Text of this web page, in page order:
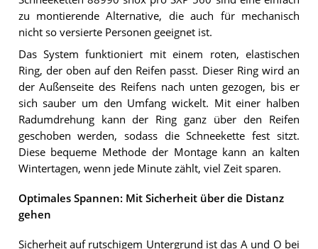
zu montierende Alternative, die auch für mechanisch
nicht so versierte Personen geeignet ist.
Das System funktioniert mit einem roten, elastischen
Ring, der oben auf den Reifen passt. Dieser Ring wird an
der Außenseite des Reifens nach unten gezogen, bis er
sich sauber um den Umfang wickelt. Mit einer halben
Radumdrehung kann der Ring ganz über den Reifen
geschoben werden, sodass die Schneekette fest sitzt.
Diese bequeme Methode der Montage kann an kalten
Wintertagen, wenn jede Minute zählt, viel Zeit sparen.
Optimales Spannen: Mit Sicherheit über die Distanz
gehen
Sicherheit auf rutschigem Untergrund ist das A und O bei